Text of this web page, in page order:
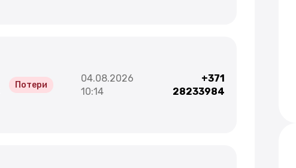
Потери
04.08.2026
10:14
+371
28233984